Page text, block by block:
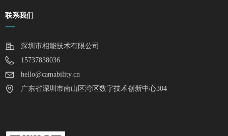
联系我们
—
深圳市相能技术有限公司
15737838036
hello@camability.cn
广东省深圳市南山区湾区数字技术创新中心304